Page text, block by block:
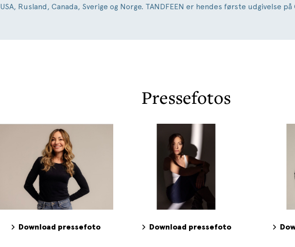
USA, Rusland, Canada, Sverige og Norge. TANDFEEN er hendes første udgivelse
Pressefotos
Download pressefoto Download pressefoto